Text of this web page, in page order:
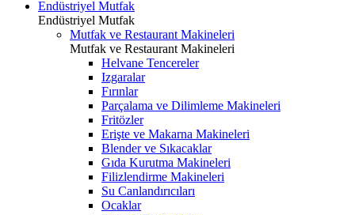
Endüstriyel Mutfak
Endüstriyel Mutfak
Mutfak ve Restaurant Makineleri
Mutfak ve Restaurant Makineleri
Helvane Tencereler
Izgaralar
Fırınlar
Parçalama ve Dilimleme Makineleri
Fritözler
Erişte ve Makarna Makineleri
Blender ve Sıkacaklar
Gıda Kurutma Makineleri
Filizlendirme Makineleri
Su Canlandırıcıları
Ocaklar